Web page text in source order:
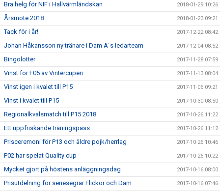
Bra helg för NIF i Hallvärmländskan 2018-01-29 10:26
Årsmöte 2018 2018-01-23 09:21
Tack för i år! 2017-12-22 08:42
Johan Håkansson ny tränare i Dam A´s ledarteam 2017-12-04 08:52
Bingolotter 2017-11-28 07:59
Vinst för F05 av Vintercupen 2017-11-13 08:04
Vinst igen i kvalet till P15 2017-11-06 09:21
Vinst i kvalet till P15 2017-10-30 08:50
Regionalkvalsmatch till P15 2018 2017-10-26 11:22
Ett uppfriskande träningspass 2017-10-26 11:12
Prisceremoni för P13 och äldre pojk/herrlag 2017-10-26 10:46
P02 har spelat Quality cup 2017-10-26 10:22
Mycket gjort på höstens anläggningsdag 2017-10-16 08:00
Prisutdelning för seriesegrar Flickor och Dam 2017-10-16 07:46